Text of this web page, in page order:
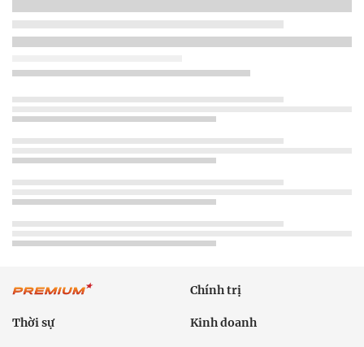
Chính trị
Thời sự Kinh doanh